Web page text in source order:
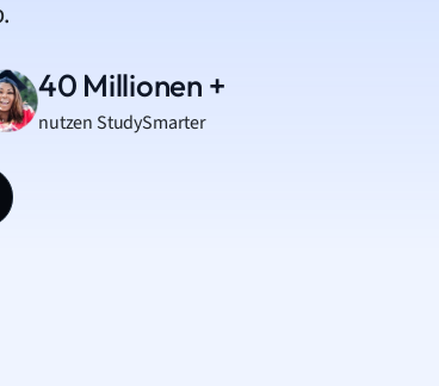
40 Millionen +
nutzen StudySmarter